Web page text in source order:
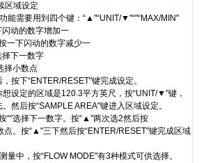
区域设定
要用到四个键：“▲"“UNIT/▼"“"“MAX/MIN"
的数字增加一
下闪动的数字减少一
下一数字
小数点
下“ENTER/RESET"键完成设定。
定的区域是120.3平方英尺，按“UNIT/▼"键，
然后按“SAMPLE AREA"键进入区域设定。
“"选择下一数字。按“▲"两次选2然后按
点。按“▲"三下然后按“ENTER/RESET"键完成区域
，按“FLOW MODE"有3种模式可供选择。